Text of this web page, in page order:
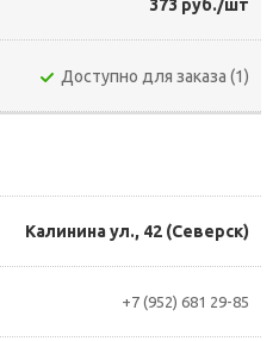
373 руб./шт
Доступно для заказа (1)
Калинина ул., 42 (Северск)
+7 (952) 681 29-85